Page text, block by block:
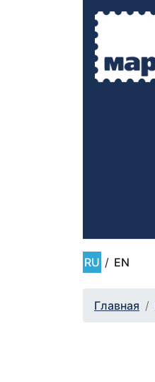
RU / EN
Главная